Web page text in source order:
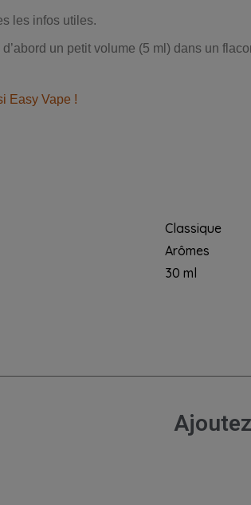
les infos utiles.
un petit volume (5 ml) dans un
Easy Vape !
Classique
Arômes
30 ml